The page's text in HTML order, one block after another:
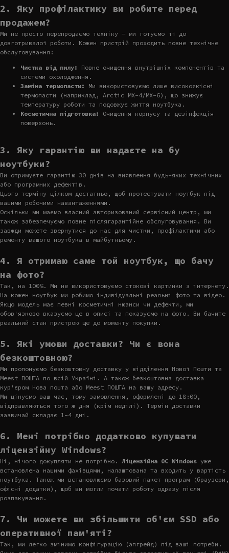
2. Яку профілактику ви робите перед
продажем?
Ми не просто перепродаємо техніку — ми готуємо її до
довготривалої роботи. Кожен пристрій проходить повне технічне
обслуговування:
Чистка від пилу:
Повне очищення внутрішніх компонентів та
системи охолодження.
Заміна термопасти:
Ми використовуємо лише високоякісні
термопасти (наприклад, Arctic MX-4/MX-6), що знижує
температуру роботи та подовжує життя ноутбука.
Косметична підготовка:
Очищення корпусу та дезінфекція
поверхонь.
3. Яку гарантію ви надаєте на бу
ноутбуки?
Ви отримуєте гарантію 30 днів на виявлення будь-яких технічних
або програмних дефектів.
Цього терміну цілком достатньо, щоб протестувати ноутбук під
вашими робочими навантаженнями.
Оскільки ми маємо власний авторизований сервісний центр, ми
також забезпечуємо повне післягарантійне обслуговування. Ви
завжди можете звернутися до нас для чистки, профілактики або
ремонту вашого ноутбука в майбутньому.
4. Я отримаю саме той ноутбук, що бачу
на фото?
Так, на 100%. Ми не використовуємо стокові картинки з інтернету.
На кожен ноутбук ми робимо індивідуальні реальні фото та відео.
Якщо модель має певні косметичні нюанси чи дефекти, ми
обов'язково вказуємо це в описі та показуємо на фото. Ви бачите
реальний стан пристрою ще до моменту покупки.
5. Які умови доставки? Чи є вона
безкоштовною?
Ми пропонуємо безкоштовну доставку у відділення Нової Пошти та
Meest ПОШТА по всій Україні. А також безкоштовна доставка
кур'єром Нова пошта або Meest ПОШТА на вашу адресу.
Ми цінуємо ваш час, тому замовлення, оформлені до 18:00,
відправляються того ж дня (крім неділі). Термін доставки
зазвичай складає 1-4 дні.
6. Мені потрібно додатково купувати
ліцензійну Windows?
Ні, нічого докупляти не потрібно. Ліцензійна ОС Windows уже
встановлена нашими фахівцями, налаштована та входить у вартість
ноутбука. Також ми встановлюємо базовий пакет програм (браузери,
офісні додатки), щоб ви могли почати роботу одразу після
розпакування.
7. Чи можете ви збільшити об'єм SSD або
оперативної пам'яті?
Так, ми легко змінимо конфігурацію (апгрейд) під ваші потреби.